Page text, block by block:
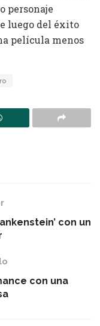
personaje
luego del éxito
película menos
con un
con una